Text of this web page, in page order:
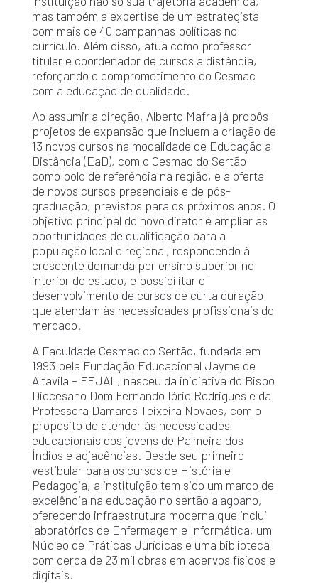
mas também a expertise de um estrategista
com mais de 40 campanhas políticas no
currículo. Além disso, atua como professor
titular e coordenador de cursos a distância,
reforçando o comprometimento do Cesmac
com a educação de qualidade.
Ao assumir a direção, Alberto Mafra já propôs
projetos de expansão que incluem a criação de
13 novos cursos na modalidade de Educação a
Distância (EaD), com o Cesmac do Sertão
como polo de referência na região, e a oferta
de novos cursos presenciais e de pós-
graduação, previstos para os próximos anos. O
objetivo principal do novo diretor é ampliar as
oportunidades de qualificação para a
população local e regional, respondendo à
crescente demanda por ensino superior no
interior do estado, e possibilitar o
desenvolvimento de cursos de curta duração
que atendam às necessidades profissionais do
mercado.
A Faculdade Cesmac do Sertão, fundada em
1993 pela Fundação Educacional Jayme de
Altavila – FEJAL, nasceu da iniciativa do Bispo
Diocesano Dom Fernando Iório Rodrigues e da
Professora Damares Teixeira Novaes, com o
propósito de atender às necessidades
educacionais dos jovens de Palmeira dos
Índios e adjacências. Desde seu primeiro
vestibular para os cursos de História e
Pedagogia, a instituição tem sido um marco de
excelência na educação no sertão alagoano,
oferecendo infraestrutura moderna que inclui
laboratórios de Enfermagem e Informática, um
Núcleo de Práticas Jurídicas e uma biblioteca
com cerca de 23 mil obras em acervos físicos e
digitais.